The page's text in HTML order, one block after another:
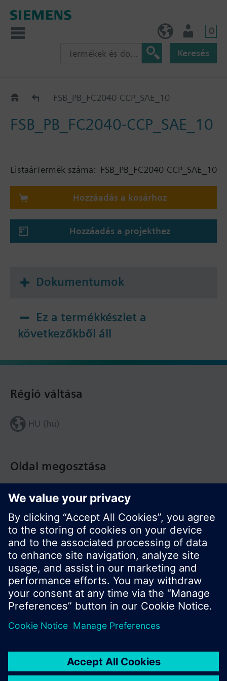
0
Keresés
KatalógusFSB_PB_FC2040-CCP_SAE_10
FSB_PB_FC2040-CCP_SAE_10
ListaárTermék száma: FSB_PB_FC2040-CCP_SAE_10
Hozzáadás a kosárhoz
Hozzáadás a projekthez
Dokumentumok
Ez a termékkészlet a
következőkből áll
Oldal megosztása
Régió váltása
HU (hu)
© Siemens Switzerland Ltd. Building Technologies
Division - 2016
A termékválaszték és az árak országonként
Biztonsági előírás